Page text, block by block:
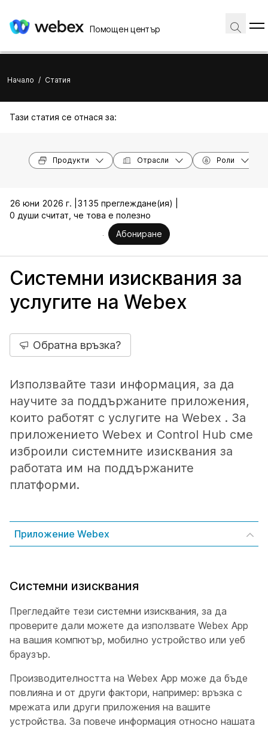
Помощен център
Начало / Статия
Тази статия се отнася за:
Продукти Отрасли Роли
26 юни 2026 г. | 3135 преглеждане(ия) |
0 души считат, че това е полезно
Абониране
Системни изисквания за
услугите на Webex
Обратна връзка?
Използвайте тази информация, за да
научите за поддържаните приложения,
които работят с услугите на Webex . За
приложението Webex и Control Hub сме
изброили системните изисквания за
работата им на поддържаните
платформи.
Приложение Webex
Системни изисквания
Прегледайте тези системни изисквания, за да
проверите дали можете да използвате Webex App
на вашия компютър, мобилно устройство или уеб
браузър.
Производителността на Webex App може да бъде
повлияна и от други фактори, например: връзка с
мрежата или други приложения на вашите
устройства. За повече информация относно нашата